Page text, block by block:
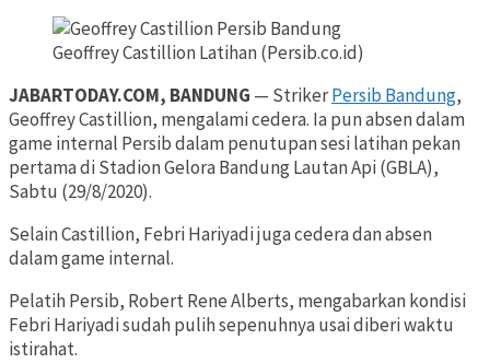
Geoffrey Castillion Latihan (Persib.co.id)
JABARTODAY.COM, BANDUNG — StrikerPersib Bandung,
Geoffrey Castillion, mengalami cedera. Ia pun absen dalam
game internal Persib dalam penutupan sesi latihan pekan
pertama di Stadion Gelora Bandung Lautan Api (GBLA),
Sabtu (29/8/2020).
Selain Castillion, Febri Hariyadi juga cedera dan absen
dalam game internal.
Pelatih Persib, Robert Rene Alberts, mengabarkan kondisi
Febri Hariyadi sudah pulih sepenuhnya usai diberi waktu
istirahat.